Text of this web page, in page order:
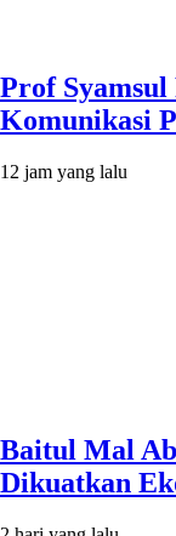
Prof
Komunikasi
12 jam yang lalu
Baitul Mal
Dikuatkan